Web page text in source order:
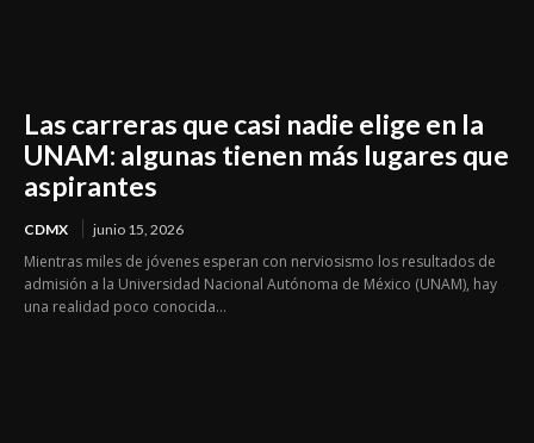
Las carreras que casi nadie elige en la
UNAM: algunas tienen más lugares que
aspirantes
CDMX junio 15, 2026
Mientras miles de jóvenes esperan con nerviosismo los resultados de
admisión a la Universidad Nacional Autónoma de México (UNAM), hay
una realidad poco conocida...